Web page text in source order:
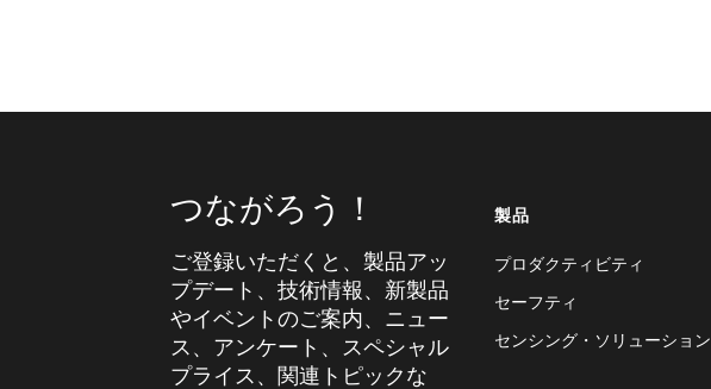
つながろう！
ご登録いただくと、製品アッ
プデート、技術情報、新製品
やイベントのご案内、ニュー
ス、アンケート、スペシャル
プライス、関連トピックな
製品
プロダクティビティ
セーフティ
センシング・ソリューション